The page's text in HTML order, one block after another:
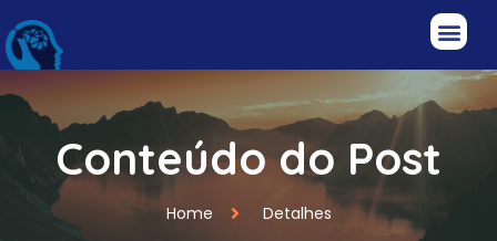
Conteúdo do Post
Home Detalhes